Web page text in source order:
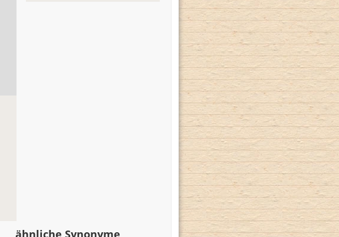
ähnliche Synonyme